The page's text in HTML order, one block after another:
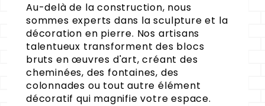
Au-delà de la construction, nous
sommes experts dans la sculpture et la
décoration en pierre. Nos artisans
talentueux transforment des blocs
bruts en œuvres d'art, créant des
cheminées, des fontaines, des
colonnades ou tout autre élément
décoratif qui magnifie votre espace.